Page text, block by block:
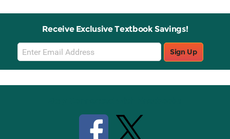
Receive Exclusive Textbook Savings!
Email
Sign
Up
Sign Up